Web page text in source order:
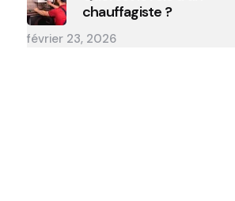
chauffagiste ?
février 23, 2026